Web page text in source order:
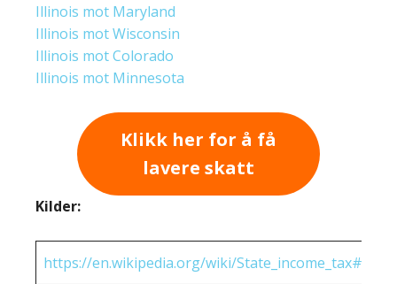
Illinois mot Maryland
Illinois mot Wisconsin
Illinois mot Colorado
Illinois mot Minnesota
Klikk her for å få
lavere skatt
Kilder:
https://en.wikipedia.org/wiki/